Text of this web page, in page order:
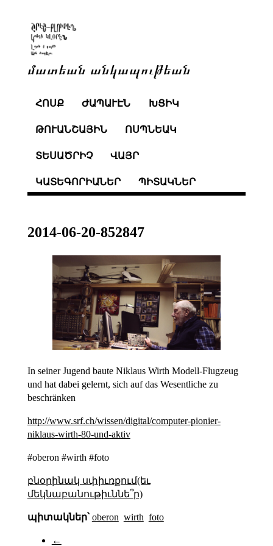
մատեան անկապութեան
ՀՈՍՔ ԺԱՊԱՒԷՆ ԽՑԻԿ
ԹՈՒԱՆՇԱՅԻՆ ՈՍՊՆԵԱԿ
ՏԵՍԱԾՐԻՉ ՎԱՅՐ
ԿԱՏԵԳՈՐԻԱՆԵՐ ՊԻՏԱԿՆԵՐ
2014-06-20-852847
In seiner Jugend baute Niklaus Wirth Modell-Flugzeug
und hat dabei gelernt, sich auf das Wesentliche zu
beschränken
http://www.srf.ch/wissen/digital/computer-pionier-
niklaus-wirth-80-und-aktiv
#oberon #wirth #foto
բնօրինակ սփիւռքում(եւ
մեկնաբանութիւննե՞ր)
պիտակներ՝ oberon wirth foto
←